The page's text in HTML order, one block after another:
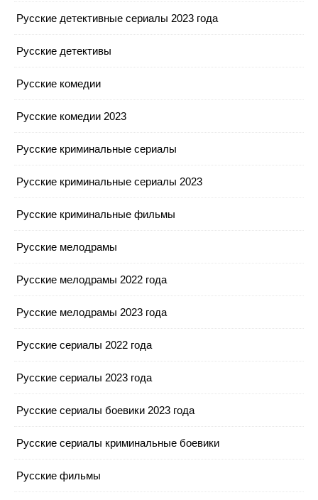
Русские детективные сериалы 2023 года
Русские детективы
Русские комедии
Русские комедии 2023
Русские криминальные сериалы
Русские криминальные сериалы 2023
Русские криминальные фильмы
Русские мелодрамы
Русские мелодрамы 2022 года
Русские мелодрамы 2023 года
Русские сериалы 2022 года
Русские сериалы 2023 года
Русские сериалы боевики 2023 года
Русские сериалы криминальные боевики
Русские фильмы